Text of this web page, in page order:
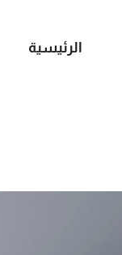
الرئيسية